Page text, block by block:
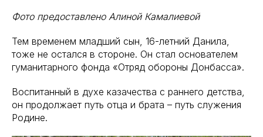
Фото предоставлено Алиной Камалиевой
Тем временем младший сын, 16-летний Данила,
тоже не остался в стороне. Он стал основателем
гуманитарного фонда «Отряд обороны Донбасса».
Воспитанный в духе казачества с раннего детства,
он продолжает путь отца и брата – путь служения
Родине.